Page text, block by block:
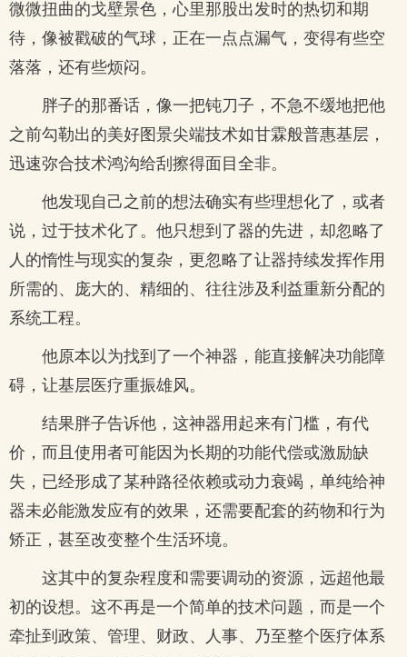
微微扭曲的戈壁景色，心里那股出发时的热切和期
待，像被戳破的气球，正在一点点漏气，变得有些空
落落，还有些烦闷。
胖子的那番话，像一把钝刀子，不急不缓地把他
之前勾勒出的美好图景尖端技术如甘霖般普惠基层，
迅速弥合技术鸿沟给刮擦得面目全非。
他发现自己之前的想法确实有些理想化了，或者
说，过于技术化了。他只想到了器的先进，却忽略了
人的惰性与现实的复杂，更忽略了让器持续发挥作用
所需的、庞大的、精细的、往往涉及利益重新分配的
系统工程。
他原本以为找到了一个神器，能直接解决功能障
碍，让基层医疗重振雄风。
结果胖子告诉他，这神器用起来有门槛，有代
价，而且使用者可能因为长期的功能代偿或激励缺
失，已经形成了某种路径依赖或动力衰竭，单纯给神
器未必能激发应有的效果，还需要配套的药物和行为
矫正，甚至改变整个生活环境。
这其中的复杂程度和需要调动的资源，远超他最
初的设想。这不再是一个简单的技术问题，而是一个
牵扯到政策、管理、财政、人事、乃至整个医疗体系